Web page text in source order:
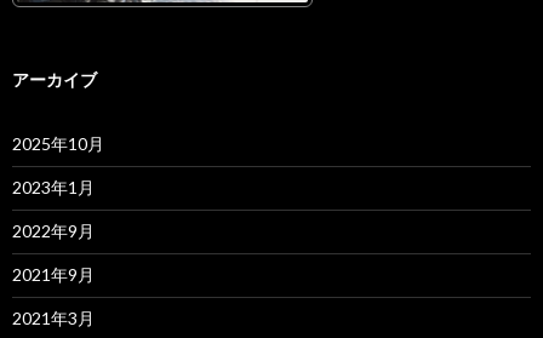
アーカイブ
2025年10月
2023年1月
2022年9月
2021年9月
2021年3月